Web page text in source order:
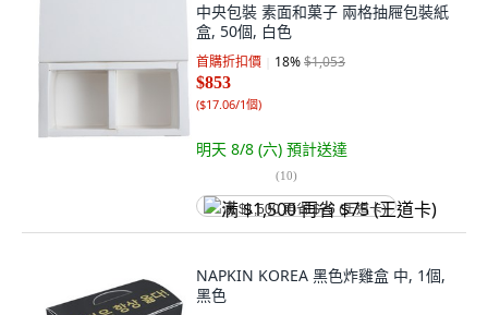
中央包裝 素面和菓子 兩格抽屜包裝紙
盒, 50個, 白色
首購折扣價 18%$1,053
$853
($17.06/1個)
明天 8/8 (六) 預計送達
(10)
满 $1,500 再省 $75 (王道卡)
NAPKIN KOREA 黑色炸雞盒 中, 1個,
黑色